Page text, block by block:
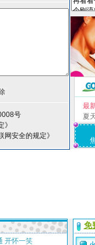
号
》
网安全的规定》
最
夏